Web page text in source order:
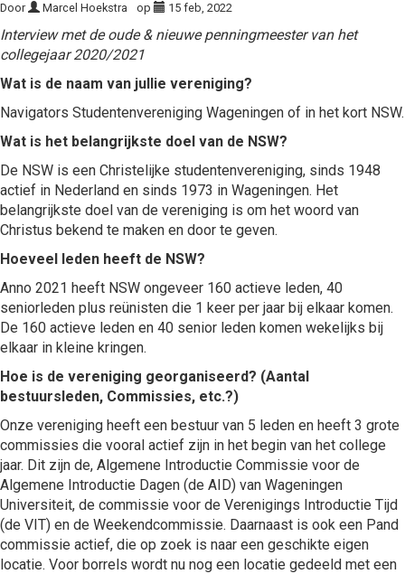
Door Marcel Hoekstra op 15 feb, 2022
Interview met de oude & nieuwe penningmeester van het
collegejaar 2020/2021
Wat is de naam van jullie vereniging?
Navigators Studentenvereniging Wageningen of in het kort NSW.
Wat is het belangrijkste doel van de NSW?
De NSW is een Christelijke studentenvereniging, sinds 1948
actief in Nederland en sinds 1973 in Wageningen. Het
belangrijkste doel van de vereniging is om het woord van
Christus bekend te maken en door te geven.
Hoeveel leden heeft de NSW?
Anno 2021 heeft NSW ongeveer 160 actieve leden, 40
seniorleden plus reünisten die 1 keer per jaar bij elkaar komen.
De 160 actieve leden en 40 senior leden komen wekelijks bij
elkaar in kleine kringen.
Hoe is de vereniging georganiseerd? (Aantal
bestuursleden, Commissies, etc.?)
Onze vereniging heeft een bestuur van 5 leden en heeft 3 grote
commissies die vooral actief zijn in het begin van het college
jaar. Dit zijn de, Algemene Introductie Commissie voor de
Algemene Introductie Dagen (de AID) van Wageningen
Universiteit, de commissie voor de Verenigings Introductie Tijd
(de VIT) en de Weekendcommissie. Daarnaast is ook een Pand
commissie actief, die op zoek is naar een geschikte eigen
locatie. Voor borrels wordt nu nog een locatie gedeeld met een